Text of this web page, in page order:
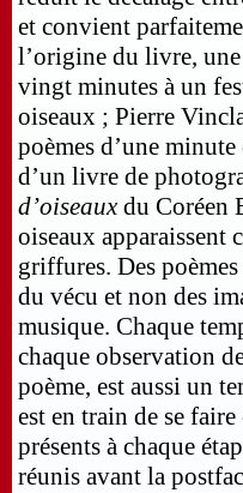
et convient
l’origine du livre,
vingt minutes à un
oiseaux ; Pierre
poèmes d’une
d’un livre de
d’oiseaux du Coréen
oiseaux apparaissent
griffures. Des
du vécu et non des
musique. Chaque
chaque observation
poème, est aussi un
est en train de se
présents à chaque
réunis avant la